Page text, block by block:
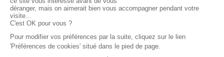
suivante : ACTIONS DE FORMATION.
Mentions légales